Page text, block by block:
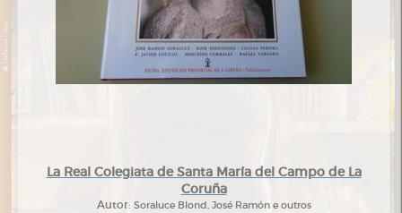
La Real Colegiata de Santa María del Campo de La
Coruña
Autor: Soraluce Blond, José Ramón e outros